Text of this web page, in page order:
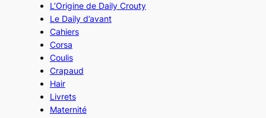
L’Origine de Daily Crouty
Le Daily d’avant
Cahiers
Corsa
Coulis
Crapaud
Hair
Livrets
Maternité